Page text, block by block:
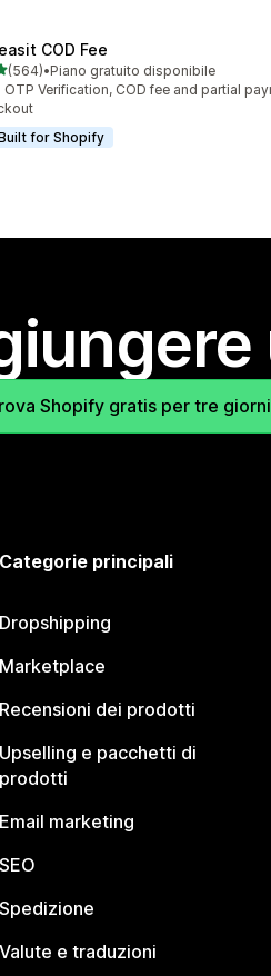
COD Fee
su 5
(564) totali
•Piano gratuito disponibile
Verification, COD fee and partial
for Shopify
Shopify gratis per tre giorni
Categorie principali
Dropshipping
Marketplace
Recensioni dei prodotti
Upselling e pacchetti di
prodotti
Email marketing
SEO
Spedizione
Valute e traduzioni